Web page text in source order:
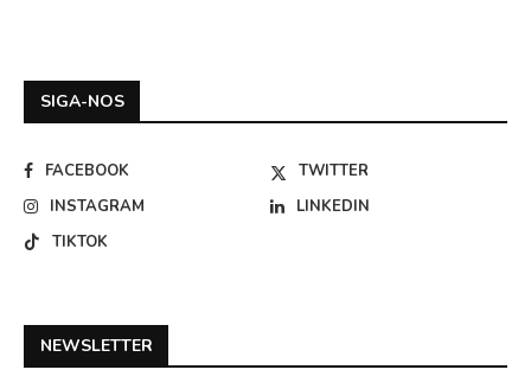
SIGA-NOS
FACEBOOK
TWITTER
INSTAGRAM
LINKEDIN
TIKTOK
NEWSLETTER